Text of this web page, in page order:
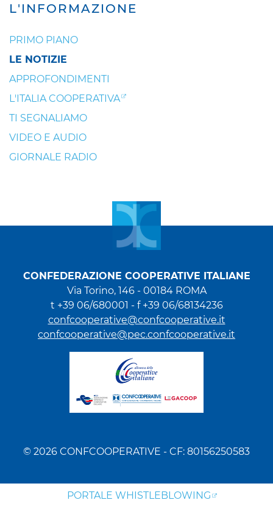
L'INFORMAZIONE
PRIMO PIANO
LE NOTIZIE
APPROFONDIMENTI
L'ITALIA COOPERATIVA
TI SEGNALIAMO
VIDEO E AUDIO
GIORNALE RADIO
CONFEDERAZIONE COOPERATIVE ITALIANE
Via Torino, 146 - 00184 ROMA
t +39 06/680001 - f +39 06/68134236
confcooperative@confcooperative.it
confcooperative@pec.confcooperative.it
© 2026 CONFCOOPERATIVE - CF: 80156250583
PORTALE WHISTLEBLOWING